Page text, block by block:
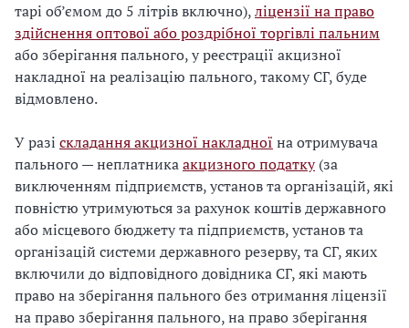
тарі об’ємом до 5 літрів включно),ліцензії на право
здійснення оптової або роздрібної торгівлі пальним
або зберігання пального, у реєстрації акцизної
накладної на реалізацію пального, такому СГ, буде
відмовлено.
У разі складання акцизної накладної на отримувача
пального — неплатникаакцизного податку(за
виключенням підприємств, установ та організацій, які
повністю утримуються за рахунок коштів державного
або місцевого бюджету та підприємств, установ та
організацій системи державного резерву, та СГ, яких
включили до відповідного довідника СГ, які мають
право на зберігання пального без отримання ліцензії
на право зберігання пального, на право зберігання